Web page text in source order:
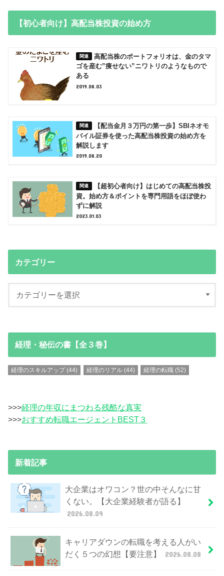
【初心者向け】高配当株投資の始め方
高配当株のポートフォリオは、金のタマ
ゴを産む”痩せない”ニワトリのようなもので
ある
2019.08.03
【配当金月３万円の第一歩】SBIネオモ
バイル証券を使った高配当株投資の始め方を
解説します
2019.08.20
【超初心者向け】はじめての高配当株投
資。始め方＆ポイントを専門用語をほぼ使わ
ずに解説
2023.01.03
カテゴリー
経理・秘伝の書【全３巻】
経理のスキルアップ (44) 経理のリアル(44) 経理の転職(52)
>>>経理の年収にまつわる残酷な真実
>>>おすすめ転職エージェントBEST３
新着記事
大企業はオワコン？世の中そんなに甘
くない。【大企業経験者が語る】
2026.08.09
キャリアダウンの転職を考える人がい
だく５つの幻想【要注意】
2026.08.08